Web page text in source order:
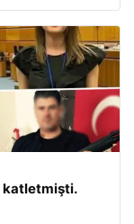
katletmişti.